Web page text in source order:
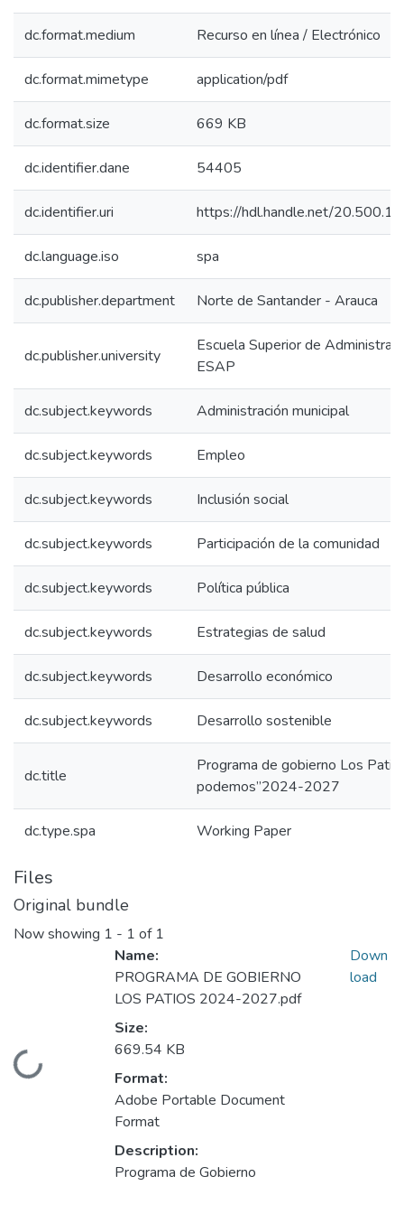
dc.format.medium Recurso en línea / Electrónico
dc.format.mimetype application/pdf
dc.format.size 669 KB
dc.identifier.dane 54405
dc.identifier.uri https://hdl.handle.net/
dc.language.iso spa
dc.publisher.department Norte de Santander - Arauca
dc.publisher.university
Escuela Superior de
ESAP
dc.subject.keywords Administración municipal
dc.subject.keywords Empleo
dc.subject.keywords Inclusión social
dc.subject.keywords Participación de la comunidad
dc.subject.keywords Política pública
dc.subject.keywords Estrategias de salud
dc.subject.keywords Desarrollo económico
dc.subject.keywords Desarrollo sostenible
dc.title
Programa de gobierno Los
podemos”2024-2027
dc.type.spa Working Paper
Files
Original bundle
Now showing 1 - 1 of 1
Loading...
Name:
PROGRAMA DE GOBIERNO
LOS PATIOS 2024-2027.pdf
Size:
669.54 KB
Format:
Adobe Portable Document
Format
Description:
Programa de Gobierno
Down
load